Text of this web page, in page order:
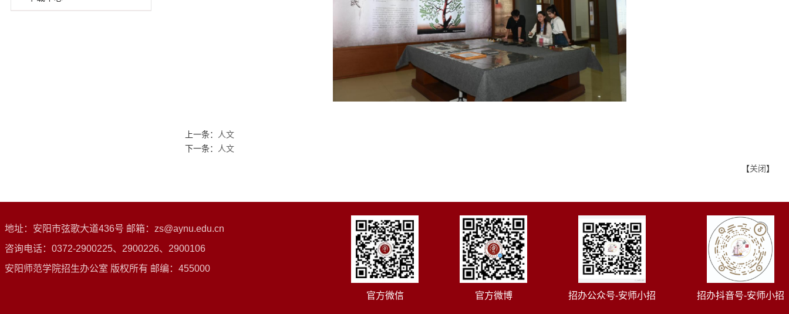
上一条：
人文
下一条：
人文
【关闭】
地址：安阳市弦歌大道436号 邮箱：zs@aynu.edu.cn
咨询电话：0372-2900225、2900226、2900106
安阳师范学院招生办公室 版权所有 邮编：455000
官方微信 官方微博 招办公众号-安师小招 招办抖音号-安师小招